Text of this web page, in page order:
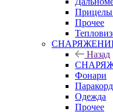
Прицелы
Прочее
Назад
Фонари
Паракорд
Одежда
Прочее